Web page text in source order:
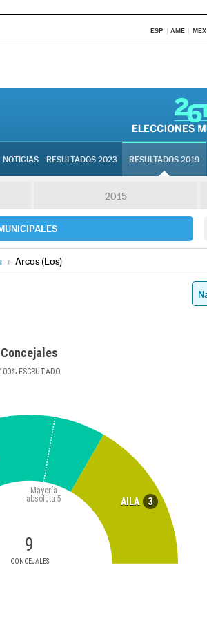
ESP AME MEX
NOTICIAS RESULTADOS 2023 RESULTADOS 2019
2015
» Arcos (Los)
Concejales
100%ESCRUTADO
AILA 3
9
CONCEJALES
Mayoría
absoluta 5